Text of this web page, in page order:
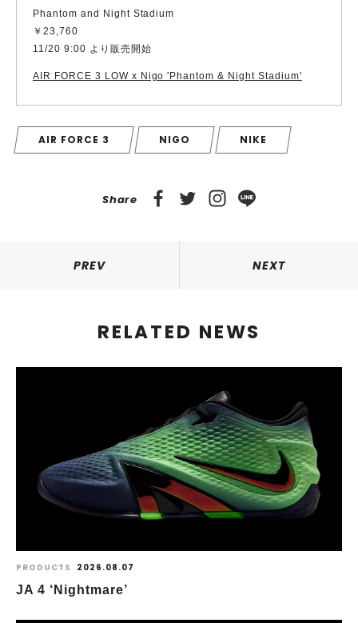
Phantom and Night Stadium
￥23,760
11/20 9:00 より販売開始
AIR FORCE 3 LOW x Nigo 'Phantom & Night Stadium'
AIR FORCE 3 NIGO NIKE
Share
PREV NEXT
RELATED NEWS
PRODUCTS 2026.08.07
JA 4 ‘Nightmare’